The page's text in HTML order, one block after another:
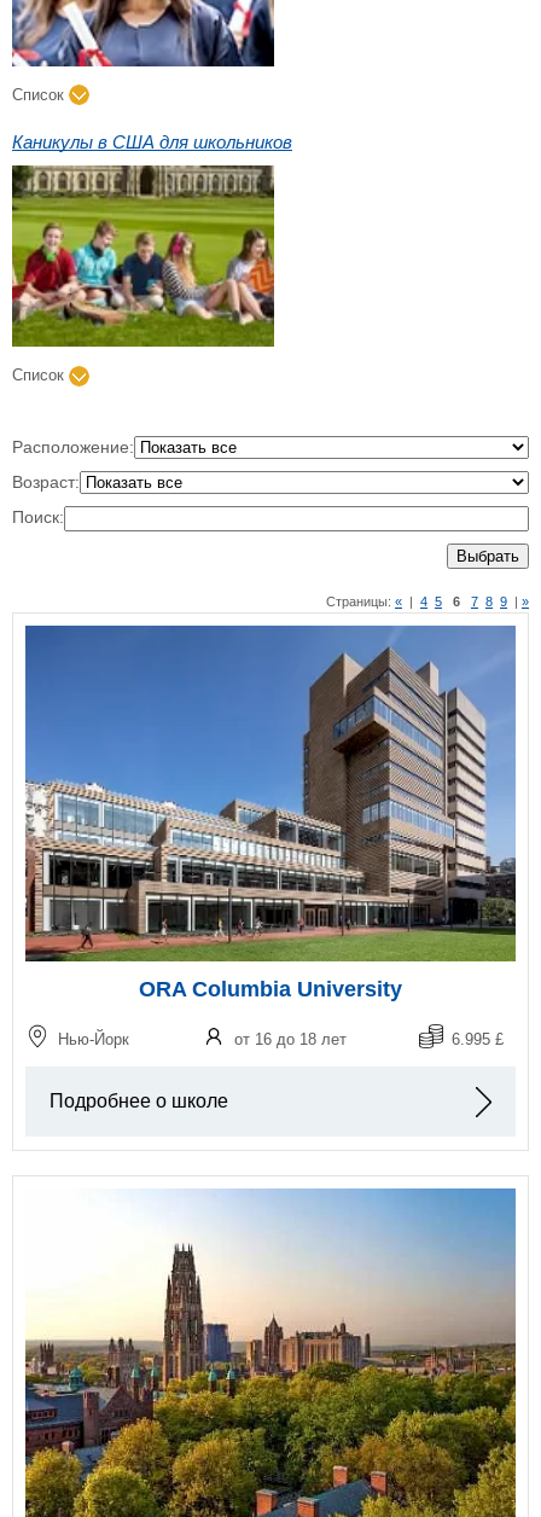
Список
Каникулы в США для школьников
Список
Расположение:
Возраст:
Поиск:
Выбрать
Страницы: « | 4 5 6 7 8 9 | »
ORA Columbia University
Нью-Йорк от 16 до 18 лет 6.995 £
Подробнее о школе